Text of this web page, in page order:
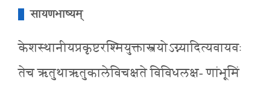
सायणभाष्यम्
केशस्थानीयप्रकृष्टरश्मियुक्तास्त्रयोऽग्न्यादित्यवायवः
तेच ऋतुथाऋतुकालेविचक्षते विविधलक्ष- णांभूमिं